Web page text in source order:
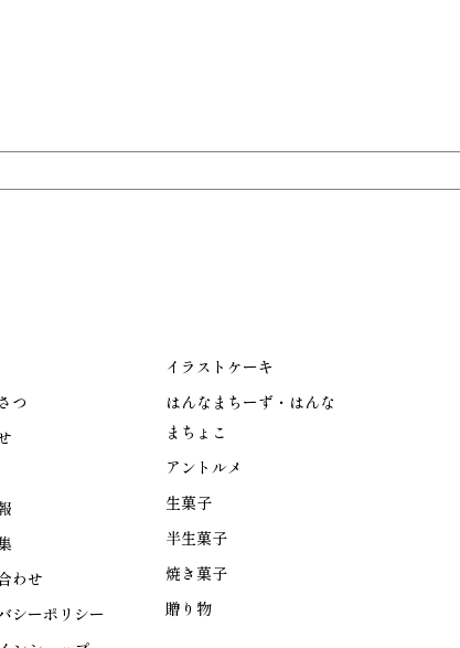
つ
わせ
シーポリシー
イラストケーキ
はんなまちーず・はんな
まちょこ
アントルメ
生菓子
半生菓子
焼き菓子
贈り物